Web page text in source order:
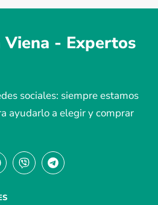
Viena - Expertos
sociales: siempre estamos
ayudarlo a elegir y comprar